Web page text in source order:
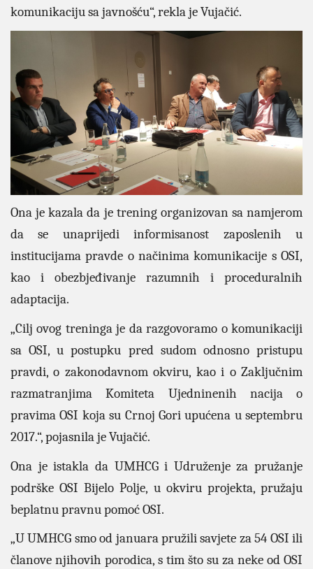
komunikaciju sa javnošću“, rekla je Vujačić.
Ona je kazala da je trening organizovan sa namjerom
da se unaprijedi informisanost zaposlenih u
institucijama pravde o načinima komunikacije s OSI,
kao i
obezbjeđivanje razumnih i proceduralnih
adaptacija.
„Cilj ovog treninga je da razgovoramo o komunikaciji
sa OSI, u postupku pred sudom odnosno pristupu
pravdi, o zakonodavnom okviru, kao i o Zaključnim
razmatranjima Komiteta Ujedninenih nacija o
pravima OSI koja su Crnoj Gori upućena u septembru
2017.“, pojasnila je Vujačić.
Ona je istakla da UMHCG i Udruženje za pružanje
podrške OSI Bijelo Polje, u okviru projekta, pružaju
beplatnu pravnu pomoć OSI.
„U UMHCG smo od januara pružili savjete za 54 OSI ili
članove njihovih porodica, s tim što su za neke od OSI